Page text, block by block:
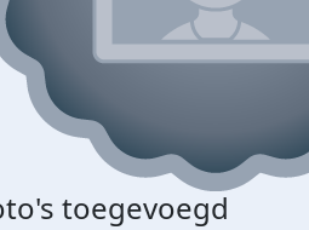
toegevoegd